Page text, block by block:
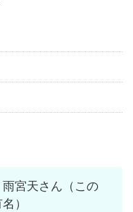
宮天さん（この
）